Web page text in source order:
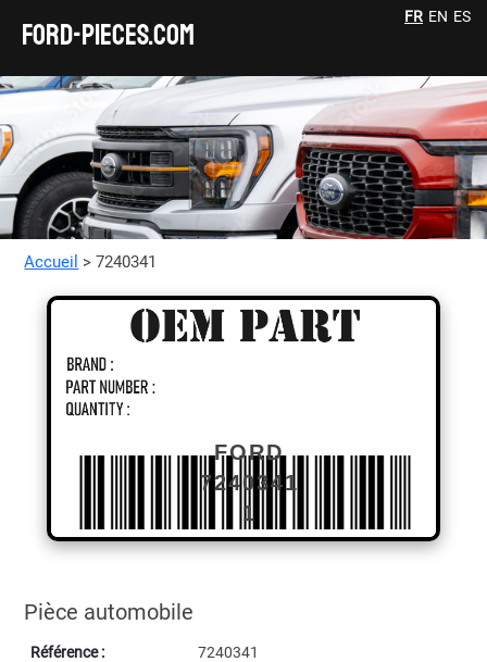
FORD-pieces.com
FR EN ES
Accueil > 7240341
Pièce automobile
Référence : 7240341
FORD
7240341
1